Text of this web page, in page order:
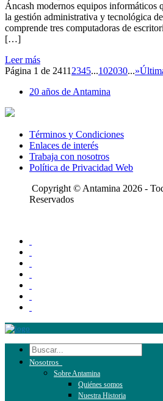
Áncash modernos equipos informáticos
la gestión administrativa y tecnológica
comprende tres computadoras de
[…]
Leer más
Página 1 de 2411 2345...102030...»
20 años de Antamina
Términos y Condiciones
Enlaces de interés
Trabaja con nosotros
Política de Privacidad Web
Copyright © Antamina 2026 -
Reservados
Nosotros
Sobre Antamina
Quiénes somos
Nuestra Historia